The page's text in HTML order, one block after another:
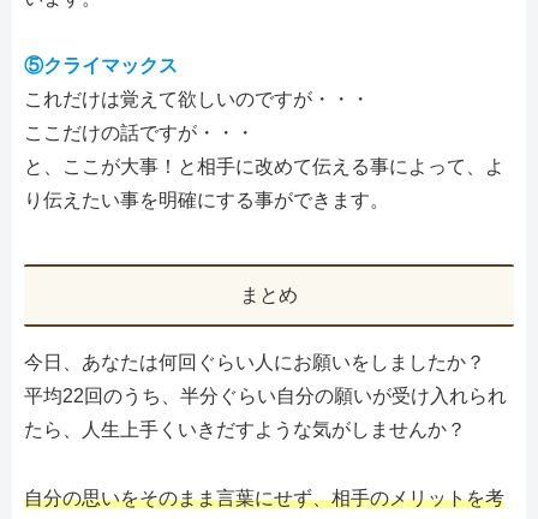
⑤クライマックス
これだけは覚えて欲しいのですが・・・
ここだけの話ですが・・・
と、ここが大事！と相手に改めて伝える事によって、よ
り伝えたい事を明確にする事ができます。
まとめ
今日、あなたは何回ぐらい人にお願いをしましたか？
平均22回のうち、半分ぐらい自分の願いが受け入れられ
たら、人生上手くいきだすような気がしませんか？
自分の思いをそのまま言葉にせず、相手のメリットを考